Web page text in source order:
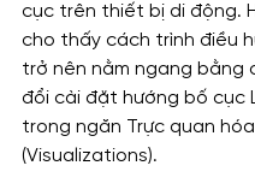
cục trên thiết bị di động.
cho thấy cách trình điều
trở nên nằm ngang bằng
đổi cài đặt hướng bố cục
trong ngăn Trực quan hóa
(Visualizations).